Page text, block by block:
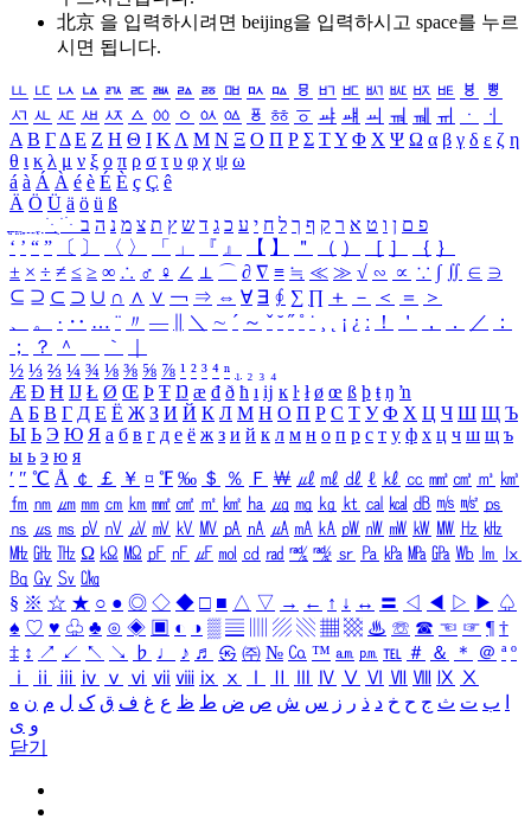
北京 을 입력하시려면 beijing을 입력하시고 space를 누르
시면 됩니다.
ㅥ ㅦ ㅧ ㅨ ㅩ ㅪ ㅫ ㅬ ㅭ ㅮ ㅯ ㅰ ㅱ ㅲ ㅳ ㅴ ㅵ ㅶ ㅷ ㅸ
ㅹ
ㅺ ㅻ ㅼ ㅽ ㅾ ㅿ ㆀ ㆁ ㆂ ㆃ ㆄ ㆅ ㆆ ㆇ ㆈ ㆉ ㆊ ㆋ ㆌ ㆍ
ㆎ
Α Β ΓΔ Ε Ζ Η Θ Ι ΚΛ Μ Ν Ξ Ο Π Ρ Σ ΤΥ Φ Χ Ψ Ω α β γ δ ε ζ η
θ ι κ λ μ ν ξ ο π ρ σ τ υ φ χ ψ ω
á à Á À é è É È ç Ç ê
Ä Ö Ü ä ö ü ß
ִֶֹ ֻּ ׁׂ פ ם ן ו ט א ר ק ף ך ל ח י ע כ ג ד ש ץ ת צ מ נ ה ב
‘ ’ “ ” 〔 〕 〈 〉 「 」 『 』 【 】 ＂ （ ） ［ ］ ｛ ｝
± × ÷ ≠ ≤ ≥ ∞ ∴ ♂ ♀ ∠ ⊥ ⌒ ∂ ∇ ≡ ≒ ≪ ≫ √ ∽ ∝ ∵ ∫ ∬ ∈ ∋
⊆ ⊇ ⊂ ⊃ ∪ ∩ ∧ ∨ ￢ ⇒ ⇔ ∀ ∃ ∮ ∑ ∏ ＋ － ＜ ＝
＞
、
。 · ‥ … ¨ 〃 ― ＼ ∼ ´ ～ ˇ ˘ ˝ ˚ ˙ ¸ ¡ ¿ ː ！ ＇ ， ． ／
：
；
？ ＾ ｀
½ ⅓ ⅔ ¼ ¾ ⅛ ⅜ ⅝ ⅞ ¹ ² ³ ⁴ ⁿ ₁ ₂ ₃ ₄
Æ Ð Ħ Ĳ Ł Ø Œ Þ Ŧ Ŋ æ đ ð ħ ı ĳ ĸ ŀ ł ø œ ß þ ŧ ŋ ŉ
А Б В Г Д Е Ё Ж З И Й К Л М Н О П Р С Т У Ф Х Ц Ч Ш Щ Ъ
Ы Ь Э Ю Я а б в г д е ё ж з и й к л м н о п р с т у ф х ц ч ш щ ъ
ы ь э ю я
′ ″ ℃ Å ￠ ￡ ￥ ¤ ℉ ‰ ＄ ％ Ｆ ￦ ㎕ ㎖ ㎗ ℓ ㎘ ㏄ ㎣ ㎤ ㎥ ㎦
㎙ ㎚ ㎛ ㎜ ㎝ ㎞ ㎟ ㎠ ㎡ ㎢ ㏊ ㎍ ㎎ ㎏ ㏏ ㎈ ㎉ ㏈ ㎧ ㎨ ㎰
㎱ ㎲ ㎳ ㎴ ㎵ ㎶ ㎷ ㎸ ㎹ ㎀ ㎁ ㎂ ㎃ ㎄ ㎺ ㎻ ㎽ ㎾ ㎿ ㎐ ㎑
㎒ ㎓ ㎔ Ω ㏀ ㏁ ㎊ ㎋ ㎌ ㏖ ㏅ ㎭ ㎮ ㎯ ㏛ ㎩ ㎪ ㎫ ㎬ ㏝ ㏐
㏓
㏃ ㏉ ㏜ ㏆
§ ※ ☆ ★ ○ ● ◎ ◇ ◆ □ ■ △ ▽ → ← ↑ ↓ ↔ 〓 ◁ ◀ ▷ ▶ ♤
♠ ♡ ♥ ♧ ♣ ⊙ ◈ ▣ ◐ ◑ ▒ ▤ ▨ ▧ ▦ ▩ ♨ ☏ ☎ ☜ ☞ ¶ †
‡ ↕ ↗ ↙ ↖ ↘ ♭ ♩ ♪ ♬ ㉿ ㈜ № ㏇ ™ ㏂ ㏘ ℡ ＃ ＆ ＊ ＠ ª º
ⅰ
ⅱ ⅲ ⅳ ⅴ ⅵ ⅶ ⅷ ⅸ ⅹ Ⅳ Ⅴ Ⅵ Ⅶ Ⅷ Ⅸ Ⅹ
ب ت ث ج ح خ د ذ ر ز س ش ص ض ط ظ ع غ ف ق ک ل م ن ه
و ی
닫기